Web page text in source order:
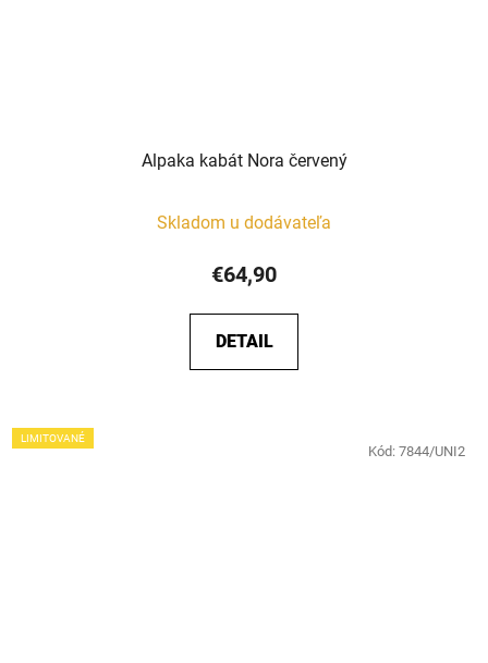
Alpaka kabát Nora červený
Skladom u dodávateľa
€64,90
DETAIL
LIMITOVANÉ
Kód: 7844/UNI2